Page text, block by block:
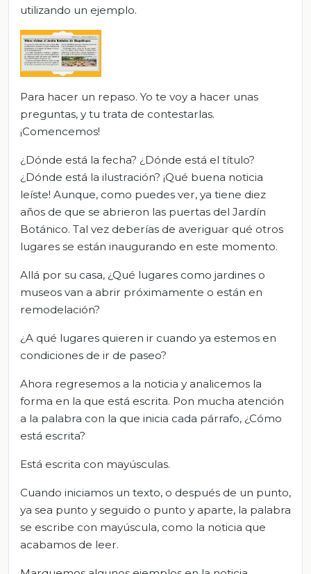
utilizando un ejemplo.
Para hacer un repaso. Yo te voy a hacer unas
preguntas, y tu trata de contestarlas.
¡Comencemos!
¿Dónde está la fecha? ¿Dónde está el título?
¿Dónde está la ilustración? ¡Qué buena noticia
leíste! Aunque, como puedes ver, ya tiene diez
años de que se abrieron las puertas del Jardín
Botánico. Tal vez deberías de averiguar qué otros
lugares se están inaugurando en este momento.
Allá por su casa, ¿Qué lugares como jardines o
museos van a abrir próximamente o están en
remodelación?
¿A qué lugares quieren ir cuando ya estemos en
condiciones de ir de paseo?
Ahora regresemos a la noticia y analicemos la
forma en la que está escrita. Pon mucha atención
a la palabra con la que inicia cada párrafo, ¿Cómo
está escrita?
Está escrita con mayúsculas.
Cuando iniciamos un texto, o después de un punto,
ya sea punto y seguido o punto y aparte, la palabra
se escribe con mayúscula, como la noticia que
acabamos de leer.